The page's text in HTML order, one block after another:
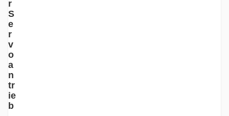
r
S
e
r
v
o
a
n
tr
ie
b